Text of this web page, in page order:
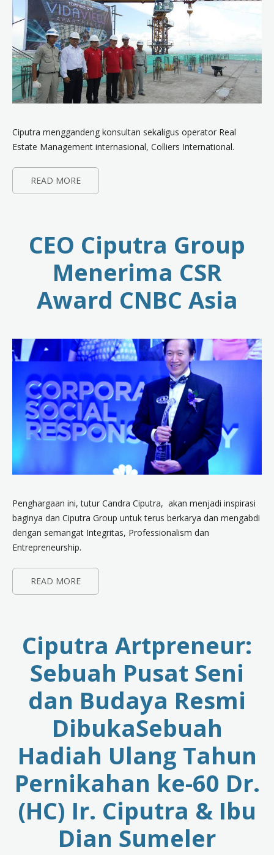
Ciputra menggandeng konsultan sekaligus operator Real
Estate Management internasional, Colliers International.
READ MORE
CEO Ciputra Group
Menerima CSR
Award CNBC Asia
Penghargaan ini, tutur Candra Ciputra, akan menjadi inspirasi
baginya dan Ciputra Group untuk terus berkarya dan mengabdi
dengan semangat Integritas, Professionalism dan
Entrepreneurship.
READ MORE
Ciputra Artpreneur:
Sebuah Pusat Seni
dan Budaya Resmi
DibukaSebuah
Hadiah Ulang Tahun
Pernikahan ke-60 Dr.
(HC) Ir. Ciputra & Ibu
Dian Sumeler